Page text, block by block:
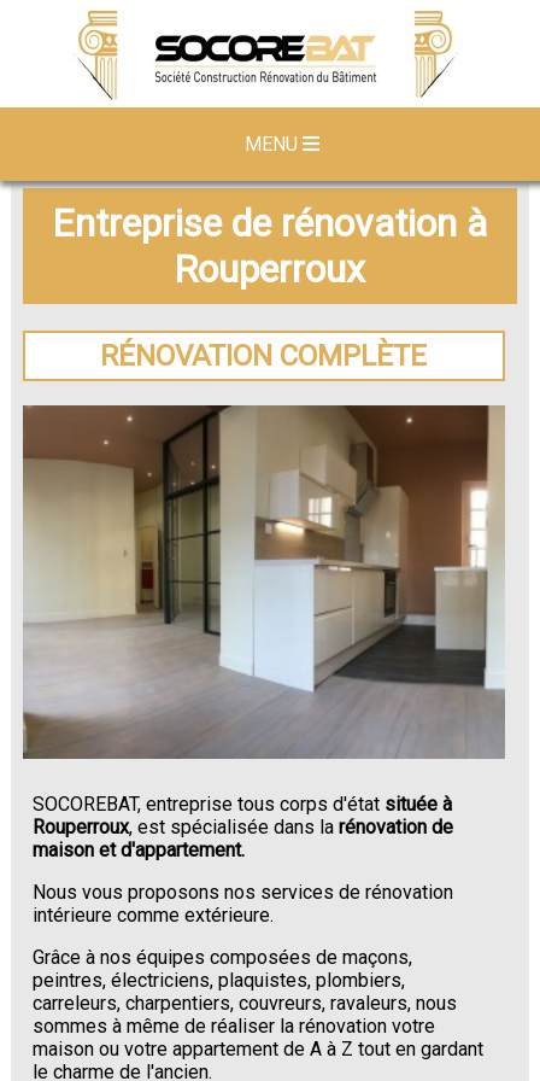
MENU
Entreprise de rénovation à
Rouperroux
RÉNOVATION COMPLÈTE
SOCOREBAT, entreprise tous corps d'état située à
Rouperroux, est spécialisée dans larénovation de
maison et d'appartement.
Nous vous proposons nos services de rénovation
intérieure comme extérieure.
Grâce à nos équipes composées de maçons,
peintres, électriciens, plaquistes, plombiers,
carreleurs, charpentiers, couvreurs, ravaleurs, nous
sommes à même de réaliser la rénovation votre
maison ou votre appartement de A à Z tout en gardant
le charme de l'ancien.